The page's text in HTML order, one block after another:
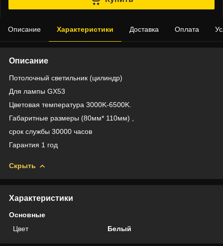
Описание Характеристики Доставка Оплата
Описание
Потолочный светильник (цилиндр)
Для лампы GX53
Цветовая температура 3000K-6500K.
Габаритные размеры (80мм* 110мм) ,
срок службы 30000 часов
Гарантия 1 год
Скрыть
Характеристики
Основные
Цвет
Белый